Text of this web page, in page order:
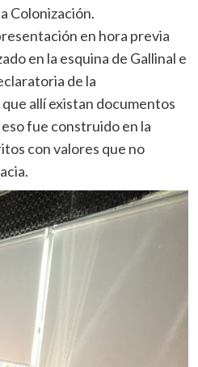
Colonización.
en hora previa
en la esquina de Gallinal e
de la
allí existan documentos
fue construido en la
con valores que no